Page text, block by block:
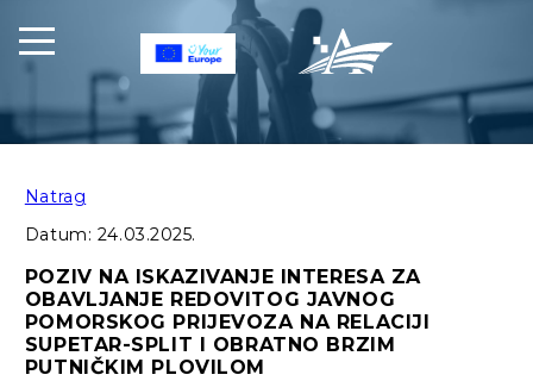
Natrag
Datum: 24.03.2025.
POZIV NA ISKAZIVANJE INTERESA ZA
OBAVLJANJE REDOVITOG JAVNOG
POMORSKOG PRIJEVOZA NA RELACIJI
SUPETAR-SPLIT I OBRATNO BRZIM
PUTNIČKIM PLOVILOM